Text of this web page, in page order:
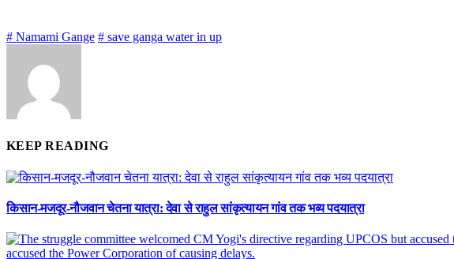
# Namami Gange # save ganga water in up
KEEP READING
किसान-मजदूर-नौजवान चेतना यात्रा: देवा से राहुल सांकृत्यायन गांव तक भव्य पदयात्रा